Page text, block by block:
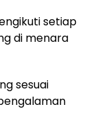
setiap
di menara
sesuai